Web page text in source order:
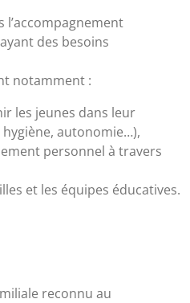
l’accompagnement
des besoins
notamment :
les jeunes dans leur
autonomie…),
personnel à travers
et les équipes éducatives.
reconnu au